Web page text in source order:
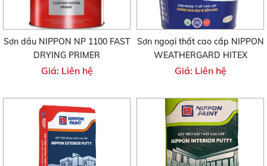
Sơn dầu NIPPON NP 1100 FAST
DRYING PRIMER
Giá: Liên hệ
Sơn ngoại thất cao cấp NIPPON
WEATHERGARD HITEX
Giá: Liên hệ